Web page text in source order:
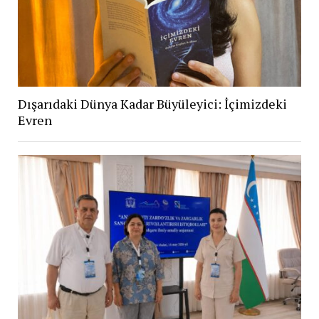
Dışarıdaki Dünya Kadar Büyüleyici: İçimizdeki
Evren